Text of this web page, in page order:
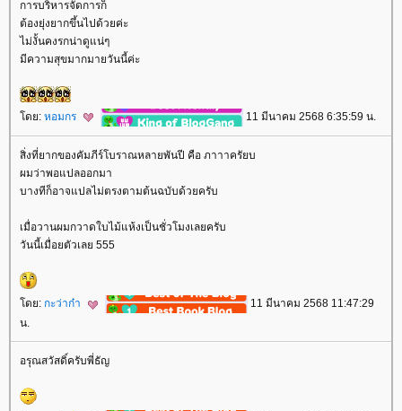
การบริหารจัดการก็
ต้องยุ่งยากขึ้นไปด้วยค่ะ
ไม่งั้นคงรกน่าดูแน่ๆ
มีความสุขมากมายวันนี้ค่ะ
ดย: หอมกร 11 มีนาคม 2568 6:35:59 น.
สิ่งที่ยากของคัมภีร์โบราณหลายพันปี คือ ภาาาครัยบ
ผมว่าพอแปลออกมา
บางทีก็อาจแปลไม่ตรงตามต้นฉบับด้วยครับ
เมื่อวานผมกวาดใบไม้แห้งเป็นชั่วโมงเลยครับ
วันนี้เมื่อยตัวเลย 555
ดย: กะว่าก๋า
11 มีนาคม 2568 11:47:29
น.
อรุณสวัสดิ์ครับพี่ธัญ